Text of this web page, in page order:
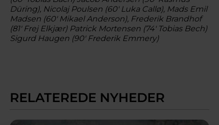
Düring), Nicolaj Poulsen (60' Luka Callø), Mads Emil
Madsen (60' Mikael Anderson), Frederik Brandhof
(81' Frej Elkjær) Patrick Mortensen (74' Tobias Bech)
Sigurd Haugen (90' Frederik Emmery)
RELATEREDE NYHEDER